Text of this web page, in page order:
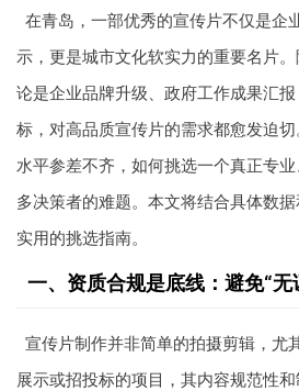
在青岛，一部优秀的宣传片不仅是企
示，更是城市文化软实力的重要名片
论是企业品牌升级、政府工作成果汇
标，对高品质宣传片的需求都愈发迫
水平参差不齐，如何挑选一个真正专
多决策者的难题。本文将结合具体数
实用的挑选指南。
一、资质合规是底线：避免“无
宣传片制作并非简单的拍摄剪辑，尤
展示或招投标的项目，其内容规范性